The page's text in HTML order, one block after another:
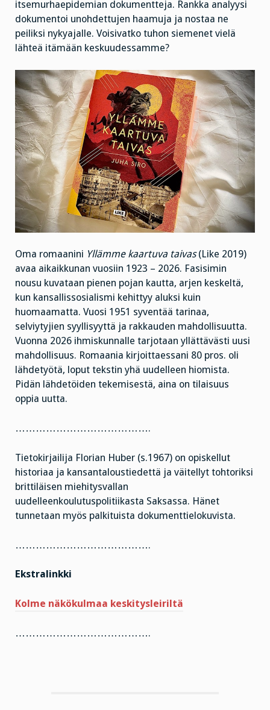
itsemurhaepidemian dokumentteja. Rankka analyysi
dokumentoi unohdettujen haamuja ja nostaa ne
peiliksi nykyajalle. Voisivatko tuhon siemenet vielä
lähteä itämään keskuudessamme?
Oma romaanini Yllämme kaartuva taivas(Like 2019)
avaa aikaikkunan vuosiin 1923 – 2026. Fasisimin
nousu kuvataan pienen pojan kautta, arjen keskeltä,
kun kansallissosialismi kehittyy aluksi kuin
huomaamatta. Vuosi 1951 syventää tarinaa,
selviytyjien syyllisyyttä ja rakkauden mahdollisuutta.
Vuonna 2026 ihmiskunnalle tarjotaan yllättävästi uusi
mahdollisuus. Romaania kirjoittaessani 80 pros. oli
lähdetyötä, loput tekstin yhä uudelleen hiomista.
Pidän lähdetöiden tekemisestä, aina on tilaisuus
oppia uutta.
………………………………….
Tietokirjailija Florian Huber (s.1967) on opiskellut
historiaa ja kansantaloustiedettä ja väitellyt tohtoriksi
brittiläisen miehitysvallan
uudelleenkoulutuspolitiikasta Saksassa. Hänet
tunnetaan myös palkituista dokumenttielokuvista.
………………………………….
Ekstralinkki
Kolme näkökulmaa keskitysleiriltä
………………………………….